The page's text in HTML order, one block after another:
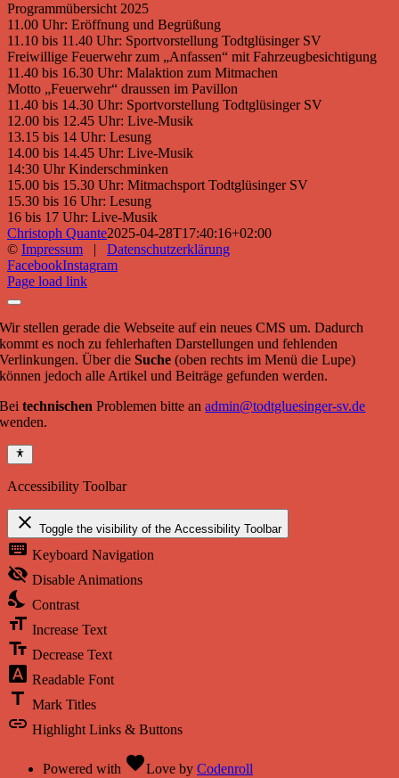
Programmübersicht 2025
11.00 Uhr: Eröffnung und Begrüßung
11.10 bis 11.40 Uhr: Sportvorstellung Todtglüsinger SV
Freiwillige Feuerwehr zum „Anfassen“ mit Fahrzeugbesichtigung
11.40 bis 16.30 Uhr: Malaktion zum Mitmachen
Motto „Feuerwehr“ draussen im Pavillon
11.40 bis 14.30 Uhr: Sportvorstellung Todtglüsinger SV
12.00 bis 12.45 Uhr: Live-Musik
13.15 bis 14 Uhr: Lesung
14.00 bis 14.45 Uhr: Live-Musik
14:30 Uhr Kinderschminken
15.00 bis 15.30 Uhr: Mitmachsport Todtglüsinger SV
15.30 bis 16 Uhr: Lesung
16 bis 17 Uhr: Live-Musik
Christoph Quante2025-04-28T17:40:16+02:00
© Impressum | Datenschutzerklärung
FacebookInstagram
Page load link
Wir stellen gerade die Webseite auf ein neues CMS um. Dadurch
kommt es noch zu fehlerhaften Darstellungen und fehlenden
Verlinkungen. Über dieSuche (oben rechts im Menü die Lupe)
können jedoch alle Artikel und Beiträge gefunden werden.
Beitechnischen Problemen bitte anadmin@todtgluesinger-sv.de
wenden.
Accessibility Toolbar
close Toggle the visibility of the Accessibility Toolbar
keyboard Keyboard Navigation
visibility_off Disable Animations
nights_stay Contrast
format_size Increase Text
text_fields Decrease Text
font_download Readable Font
title Mark Titles
link Highlight Links & Buttons
Powered with favoriteLove by Codenroll